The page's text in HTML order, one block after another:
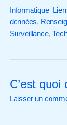
Informatique,
données,
Surveillance,
C’est quoi
Laisser un
C’est
quoi